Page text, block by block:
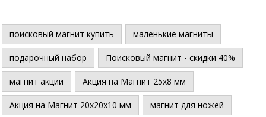
поисковый магнит купить маленькие магниты
подарочный набор Поисковый магнит - скидки 40%
магнит акции Акция на Магнит 25х8 мм
Акция на Магнит 20х20х10 мм магнит для ножей